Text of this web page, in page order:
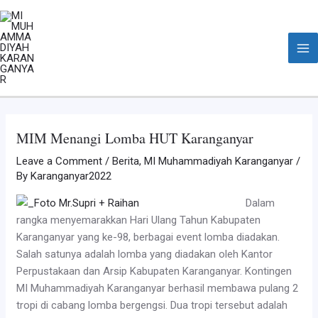
Skip
to
content
MIM Menangi Lomba HUT Karanganyar
Leave a Comment /Berita,MI Muhammadiyah Karanganyar /
ByKaranganyar2022
Dalam
rangka menyemarakkan Hari Ulang Tahun Kabupaten
Karanganyar yang ke-98, berbagai event lomba diadakan.
Salah satunya adalah lomba yang diadakan oleh Kantor
Perpustakaan dan Arsip Kabupaten Karanganyar. Kontingen
MI Muhammadiyah Karanganyar berhasil membawa pulang 2
tropi di cabang lomba bergengsi. Dua tropi tersebut adalah
Post
navigation